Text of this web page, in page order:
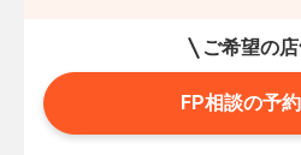
ご希望の
FP相談の予